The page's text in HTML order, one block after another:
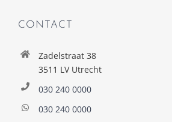
CONTACT
Zadelstraat 38
3511 LV Utrecht
030 240 0000
030 240 0000